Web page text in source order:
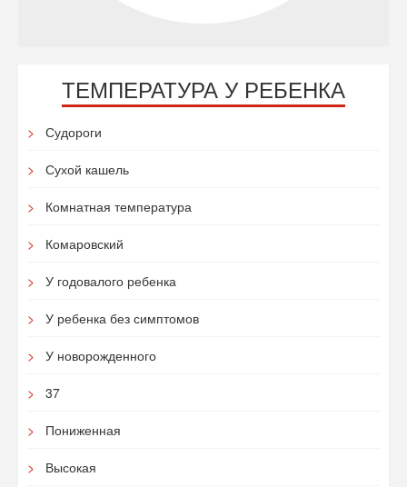
ТЕМПЕРАТУРА У РЕБЕНКА
Судороги
Сухой кашель
Комнатная температура
Комаровский
У годовалого ребенка
У ребенка без симптомов
У новорожденного
37
Пониженная
Высокая